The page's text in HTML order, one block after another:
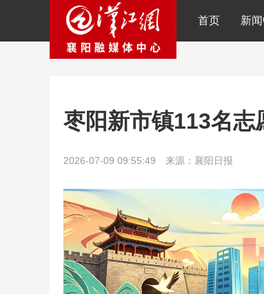
首页 新
枣阳新市镇113名
2026-07-09 09:55:49 来源：襄阳日报